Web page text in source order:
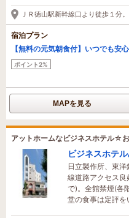
ＪＲ徳山駅新幹線口より徒歩１分
宿泊プラン
【無料の元気朝食付】いつでも安
ポイント2%
MAPを見る
アットホームなビジネスホテル☆
ビジネスホテル
日立製作所、東
線道路アクセス良
で)。全館禁煙(各
堂の食事は定評を